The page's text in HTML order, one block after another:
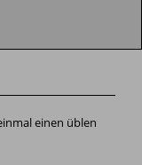
einen üblen